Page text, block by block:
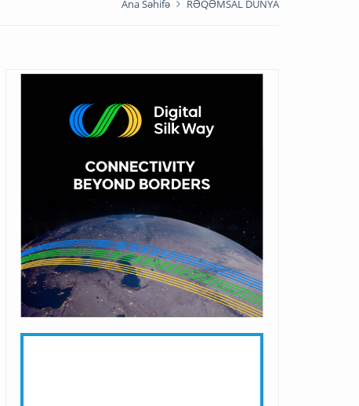
Ana Səhifə RƏQƏMSAL DÜNYA